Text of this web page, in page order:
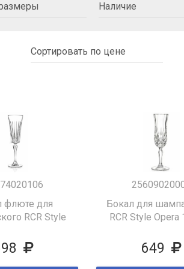
флюте для
RCR Style
Бокал для
RCR Style
649